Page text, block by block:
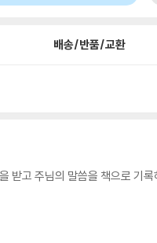
배송/반품/교환
받고 주님의 말씀을 책으로 기록